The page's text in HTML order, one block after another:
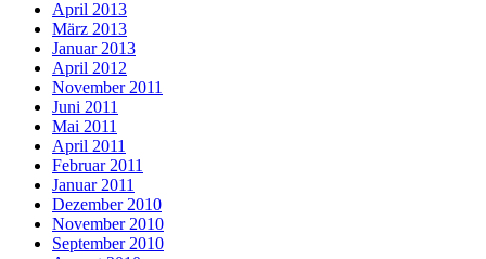
April 2013
März 2013
Januar 2013
April 2012
November 2011
Juni 2011
Mai 2011
April 2011
Februar 2011
Januar 2011
Dezember 2010
November 2010
September 2010